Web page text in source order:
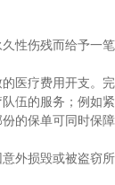
伤残而给予一笔
疗费用开支。完
伍的服务；例如
的保单可同时保
损毁或被盗窃所